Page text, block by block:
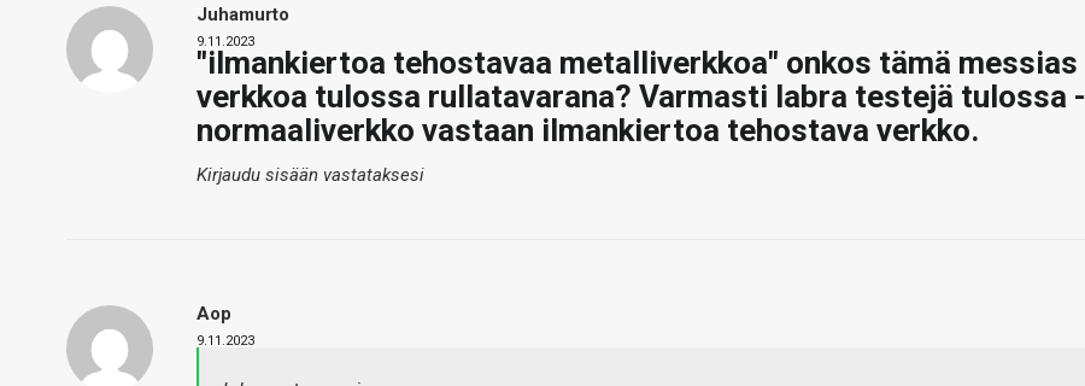
Juhamurto
9.11.2023
"ilmankiertoa tehostavaa metalliverkkoa" onkos tämä messias
verkkoa tulossa rullatavarana? Varmasti labra testejä tulossa -
normaaliverkko vastaan ilmankiertoa tehostava verkko.
Kirjaudu sisään vastataksesi
Aop
9.11.2023